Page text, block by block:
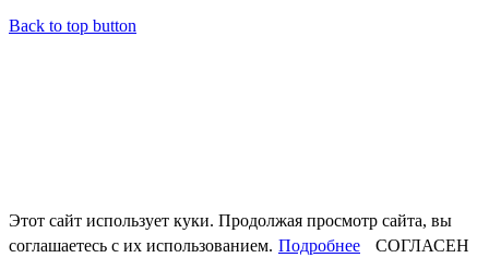
Back to top button
Этот сайт использует куки. Продолжая просмотр сайта, вы
соглашаетесь с их использованием. Подробнее СОГЛАСЕН